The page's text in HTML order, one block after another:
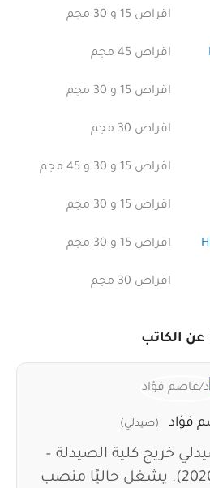
اقراص 15 و 30 مجم
اقراص 45 مجم
اقراص 15 و 30 مجم
اقراص 30 مجم
اقراص 15 و 30 و 45 مجم
اقراص 15 و 30 مجم
اقراص 15 و 30 مجم
اقراص 30 مجم
عن الكاتب
فؤاد (صيدلي)
خريج كلية الصيدلة –
جامعة الزقازيق (2020). يشغل حاليًا منصب